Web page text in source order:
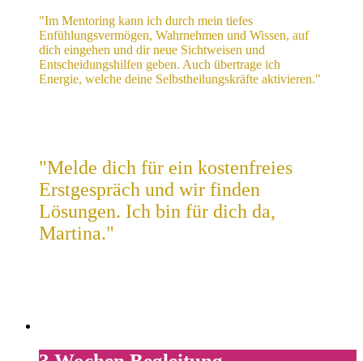
"Im Mentoring kann ich durch mein tiefes
Enfühlungsvermögen, Wahrnehmen und Wissen, auf
dich eingehen und dir neue Sichtweisen und
Entscheidungshilfen geben. Auch übertrage ich
Energie, welche deine Selbstheilungskräfte aktivieren."
"Melde dich für ein kostenfreies
Erstgespräch und wir finden
Lösungen. Ich bin für dich da,
Martina."